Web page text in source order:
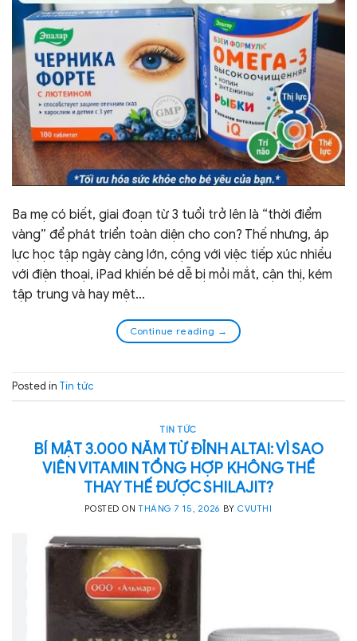
Ba mẹ có biết, giai đoạn từ 3 tuổi trở lên là “thời điểm
vàng” để phát triển toàn diện cho con? Thế nhưng, áp
lực học tập ngày càng lớn, cộng với việc tiếp xúc nhiều
với điện thoại, iPad khiến bé dễ bị mỏi mắt, cận thị, kém
tập trung và hay mệt…
Continue reading →
Posted in Tin tức
TIN TỨC
BÍ MẬT 3.000 NĂM TỪ ĐỈNH ALTAI: VÌ SAO
VIÊN VITAMIN TỔNG HỢP KHÔNG THỂ
THAY THẾ ĐƯỢC SHILAJIT?
POSTED ONTHÁNG 7 15, 2026 BYCVUTHI